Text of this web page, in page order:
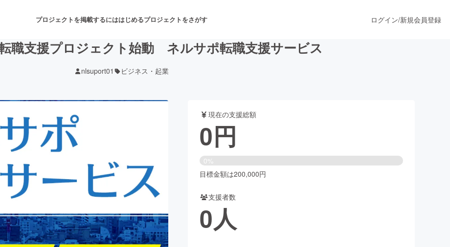
プロジェクトを掲載するにははじめるプロジェクトをさがす
音楽 舞台・パフォーマンス
ゲーム・サービス開発
書籍・雑誌出版
ビューティー・ヘルスケア
ログイン/新規会員登録
職支援プロジェクト始動 ネルサポ転職支援サービス
nlsuport01 ビジネス・起業
現在の支援総額
0円
0%
目標金額は200,000円
支援者数
0人